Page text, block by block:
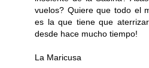
vuelos? Quiere que todo el
es la que tiene que
desde hace mucho tiempo!
La Maricusa